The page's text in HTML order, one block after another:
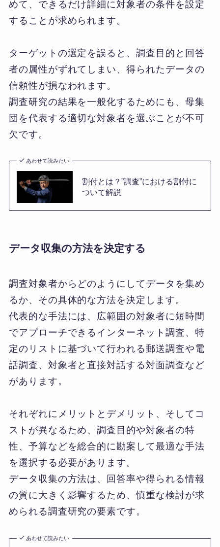
めて、できるだけ詳細に対象者の条件を設定
することが求められます。
ターゲットの選定を誤ると、調査目的と回答
者の属性がずれてしまい、得られたデータの
信頼性が損なわれます。
調査研究の結果を一般化するためにも、母集
団を代表する適切な対象者を選ぶことが不可
欠です。
あわせて読みたい
割付とは？”調査”における割付に
ついて解説
データ収集の方法を決定する
調査対象者からどのようにしてデータを集め
るか、その具体的な方法を決定します。
代表的な手法には、広範囲の対象者に短時間
でアプローチできるインターネット調査、特
定のリストに基づいて行われる郵送調査や電
話調査、対象者と直接対話する対面調査など
があります。
それぞれにメリットとデメリット、そしてコ
ストが異なるため、調査目的や対象者の特
性、予算などを総合的に勘案して最適な手法
を選択する必要があります。
データ収集の方法は、回答率や得られる情報
の質に大きく影響するため、慎重な検討が求
められる調査研究の要素です。
あわせて読みたい